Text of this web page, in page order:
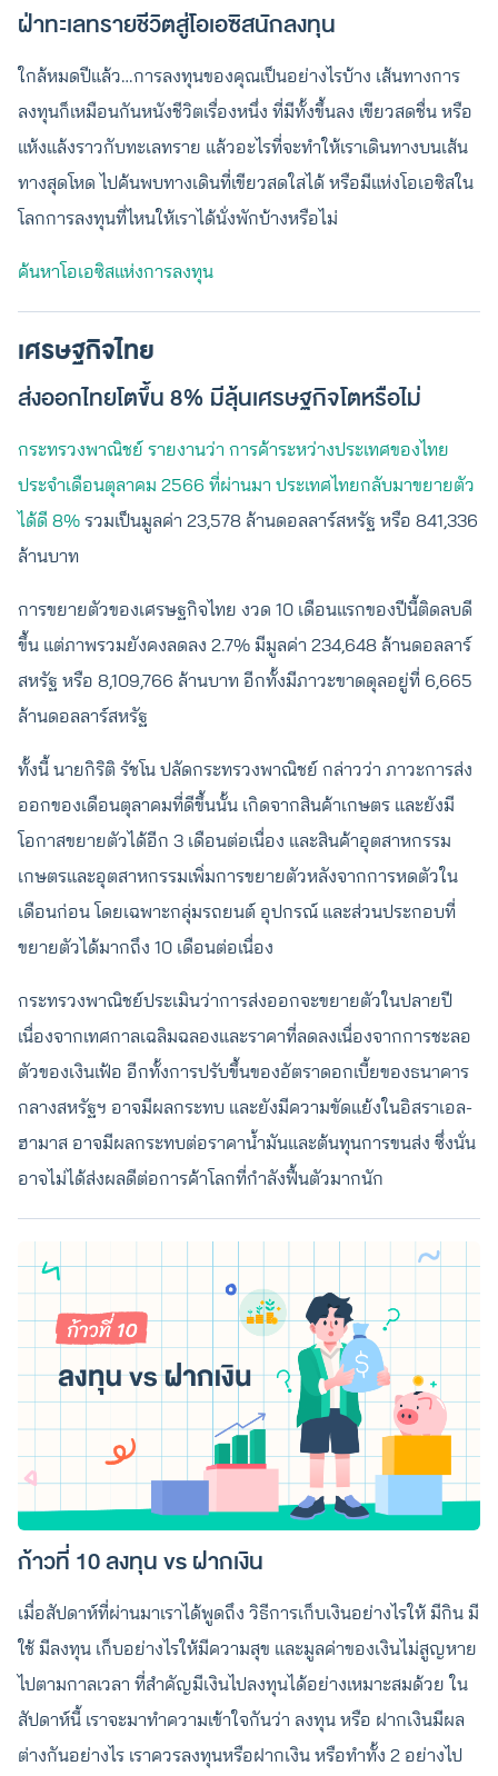
ฝ่าทะเลทรายชีวิตสู่โอเอซิสนักลงทุน
ใกล้หมดปีแล้ว…การลงทุนของคุณเป็นอย่างไรบ้าง เส้นทางการ
ลงทุนก็เหมือนกันหนังชีวิตเรื่องหนึ่ง ที่มีทั้งขึ้นลง เขียวสดชื่น หรือ
แห้งแล้งราวกับทะเลทราย แล้วอะไรที่จะทำให้เราเดินทางบนเส้น
ทางสุดโหด ไปค้นพบทางเดินที่เขียวสดใสได้ หรือมีแห่งโอเอซิสใน
โลกการลงทุนที่ไหนให้เราได้นั่งพักบ้างหรือไม่
ค้นหาโอเอซิสแห่งการลงทุน
เศรษฐกิจไทย
ส่งออกไทยโตขึ้น 8% มีลุ้นเศรษฐกิจโตหรือไม่
กระทรวงพาณิชย์ รายงานว่า การค้าระหว่างประเทศของไทย
ประจำเดือนตุลาคม 2566 ที่ผ่านมา ประเทศไทยกลับมาขยายตัว
ได้ดี 8% รวมเป็นมูลค่า 23,578 ล้านดอลลาร์สหรัฐ หรือ 841,336
ล้านบาท
การขยายตัวของเศรษฐกิจไทย งวด 10 เดือนแรกของปีนี้ติดลบดี
ขึ้น แต่ภาพรวมยังคงลดลง 2.7% มีมูลค่า 234,648 ล้านดอลลาร์
สหรัฐ หรือ 8,109,766 ล้านบาท อีกทั้งมีภาวะขาดดุลอยู่ที่ 6,665
ล้านดอลลาร์สหรัฐ
ทั้งนี้ นายกิริติ รัชโน ปลัดกระทรวงพาณิชย์ กล่าวว่า ภาวะการส่ง
ออกของเดือนตุลาคมที่ดีขึ้นนั้น เกิดจากสินค้าเกษตร และยังมี
โอกาสขยายตัวได้อีก 3 เดือนต่อเนื่อง และสินค้าอุตสาหกรรม
เกษตรและอุตสาหกรรมเพิ่มการขยายตัวหลังจากการหดตัวใน
เดือนก่อน โดยเฉพาะกลุ่มรถยนต์ อุปกรณ์ และส่วนประกอบที่
ขยายตัวได้มากถึง 10 เดือนต่อเนื่อง
กระทรวงพาณิชย์ประเมินว่าการส่งออกจะขยายตัวในปลายปี
เนื่องจากเทศกาลเฉลิมฉลองและราคาที่ลดลงเนื่องจากการชะลอ
ตัวของเงินเฟ้อ อีกทั้งการปรับขึ้นของอัตราดอกเบี้ยของธนาคาร
กลางสหรัฐฯ อาจมีผลกระทบ และยังมีความขัดแย้งในอิสราเอล-
ฮามาส อาจมีผลกระทบต่อราคาน้ำมันและต้นทุนการขนส่ง ซึ่งนั่น
อาจไม่ได้ส่งผลดีต่อการค้าโลกที่กำลังฟื้นตัวมากนัก
ก้าวที่ 10 ลงทุน vs ฝากเงิน
เมื่อสัปดาห์ที่ผ่านมาเราได้พูดถึง วิธีการเก็บเงินอย่างไรให้ มีกิน มี
ใช้ มีลงทุน เก็บอย่างไรให้มีความสุข และมูลค่าของเงินไม่สูญหาย
ไปตามกาลเวลา ที่สำคัญมีเงินไปลงทุนได้อย่างเหมาะสมด้วย ใน
สัปดาห์นี้ เราจะมาทำความเข้าใจกันว่า ลงทุน หรือ ฝากเงินมีผล
ต่างกันอย่างไร เราควรลงทุนหรือฝากเงิน หรือทำทั้ง 2 อย่างไป